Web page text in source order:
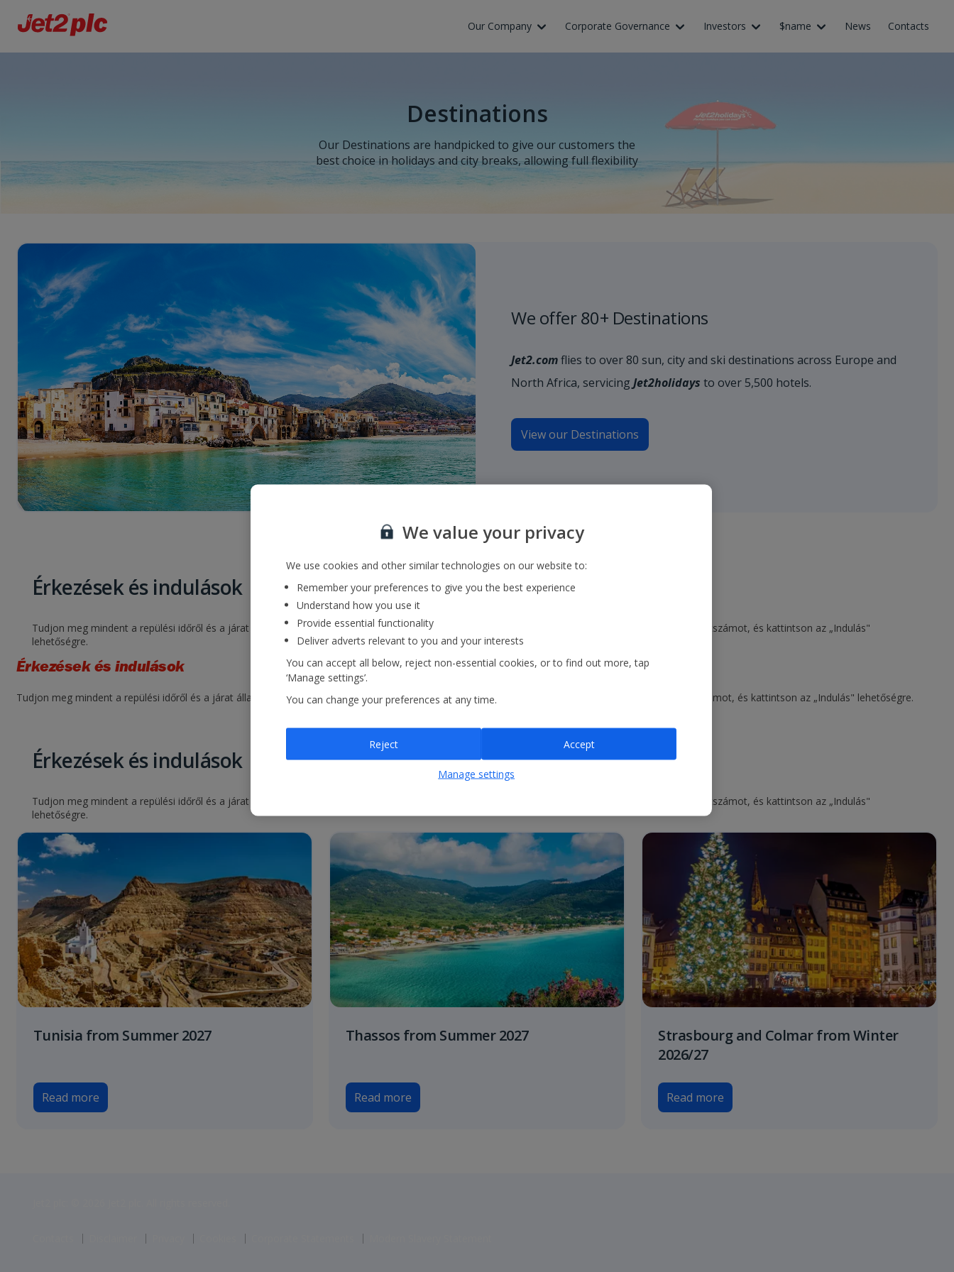
Our Company Corporate Governance Investors $name News Contacts
Destinations
Our Destinations are handpicked to give our customers the
best choice in holidays and city breaks, allowing full flexibility
We offer 80+ Destinations
Jet2.comflies to over 80 sun, city and ski destinations across Europe and
North Africa, servicing Jet2holidays to over 5,500 hotels.
View our Destinations
Érkezések és indulások
Tudjon meg mindent a repülési időről és a járat állapotáról. Egyszerűen válasszon egy indulási és egy érkezési repülőteret, vagy adjon meg egy járatszámot, és kattintson az „Indulás"
lehetőségre.
Érkezések és indulások
Tudjon meg mindent a repülési időről és a járat állapotáról. Egyszerűen válasszon egy indulási és egy érkezési repülőteret, vagy adjon meg egy járatszámot, és kattintson az „Indulás" lehetőségre.
Érkezések és indulások
Tudjon meg mindent a repülési időről és a járat állapotáról. Egyszerűen válasszon egy indulási és egy érkezési repülőteret, vagy adjon meg egy járatszámot, és kattintson az „Indulás"
lehetőségre.
Tunisia from Summer 2027
Read more
Thassos from Summer 2027
Read more
Strasbourg and Colmar from Winter
2026/27
Read more
We value your privacy
We use cookies and other similar technologies on our website to:
Remember your preferences to give you the best experience
Understand how you use it
Provide essential functionality
Deliver adverts relevant to you and your interests
You can accept all below, reject non-essential cookies, or to find out more, tap
‘Manage settings’.
You can change your preferences at any time.
Reject Accept
Manage settings